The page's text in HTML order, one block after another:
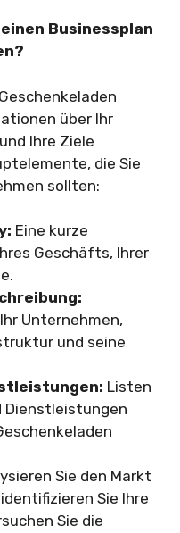
Businessplan
über Ihr
Ihre Ziele
die Sie
sollten:
Eine kurze
Geschäfts, Ihrer
Unternehmen,
und seine
Listen
Dienstleistungen
Sie den Markt
Sie Ihre
Sie die